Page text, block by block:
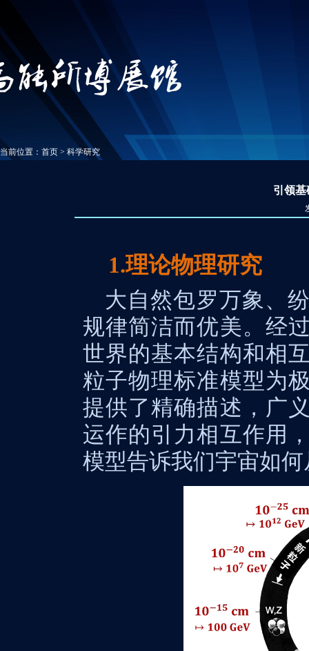
当前位置： 首页 > 科学研究
引领
1.理论物理研究
大自然包罗万象、
规律简洁而优美。经
世界的基本结构和相
粒子物理标准模型为
提供了精确描述，广
运作的引力相互作用
模型告诉我们宇宙如